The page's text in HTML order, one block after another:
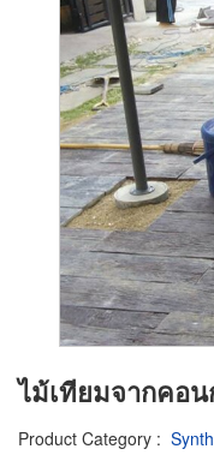
ไม้เทียมจากคอ
Product Category :